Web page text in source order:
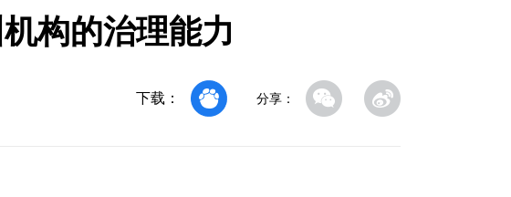
构的治理能力
下载： 分享：